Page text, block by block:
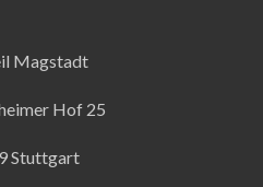
Magstadt
Hof 25
Stuttgart